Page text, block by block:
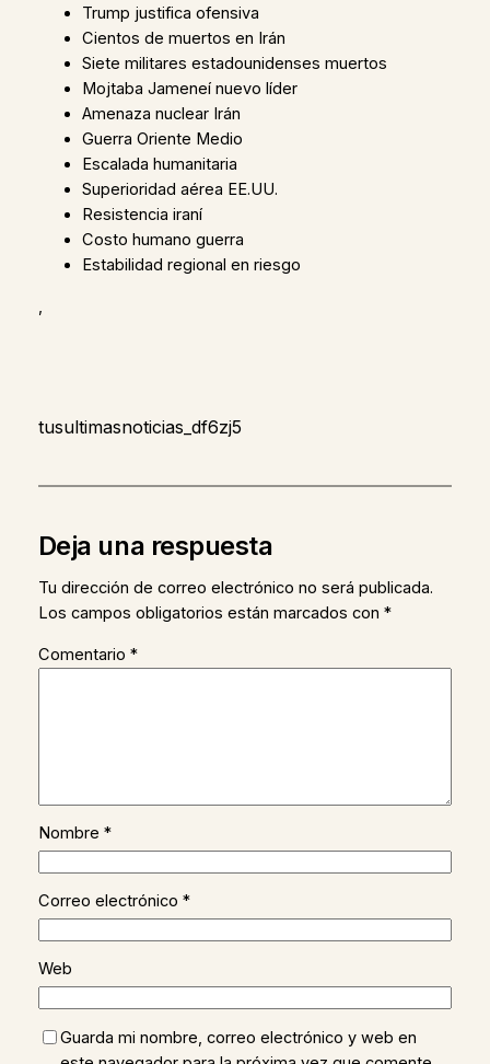
Trump justifica ofensiva
Cientos de muertos en Irán
Siete militares estadounidenses muertos
Mojtaba Jameneí nuevo líder
Amenaza nuclear Irán
Guerra Oriente Medio
Escalada humanitaria
Superioridad aérea EE.UU.
Resistencia iraní
Costo humano guerra
Estabilidad regional en riesgo
,
tusultimasnoticias_df6zj5
Deja una respuesta
Tu dirección de correo electrónico no será publicada.
Los campos obligatorios están marcados con *
Comentario *
Nombre *
Correo electrónico *
Web
Guarda mi nombre, correo electrónico y web en